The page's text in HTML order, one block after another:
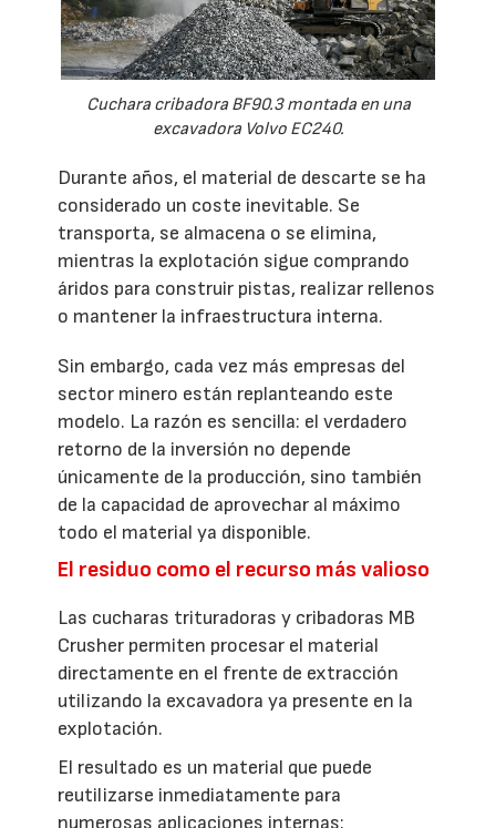
Cuchara cribadora BF90.3 montada en una
excavadora Volvo EC240.
Durante años, el material de descarte se ha
considerado un coste inevitable. Se
transporta, se almacena o se elimina,
mientras la explotación sigue comprando
áridos para construir pistas, realizar rellenos
o mantener la infraestructura interna.
Sin embargo, cada vez más empresas del
sector minero están replanteando este
modelo. La razón es sencilla: el verdadero
retorno de la inversión no depende
únicamente de la producción, sino también
de la capacidad de aprovechar al máximo
todo el material ya disponible.
El residuo como el recurso más valioso
Las cucharas trituradoras y cribadoras MB
Crusher permiten procesar el material
directamente en el frente de extracción
utilizando la excavadora ya presente en la
explotación.
El resultado es un material que puede
reutilizarse inmediatamente para
numerosas aplicaciones internas: